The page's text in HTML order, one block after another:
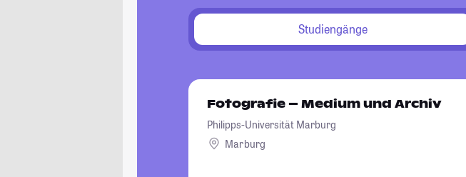
Studiengänge
Fotografie – Medium und Archiv
Philipps-Universität Marburg
Marburg